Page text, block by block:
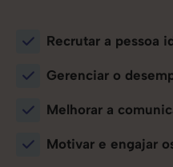
Recrutar a pessoa
Gerenciar o
Melhorar a
Motivar e engajar